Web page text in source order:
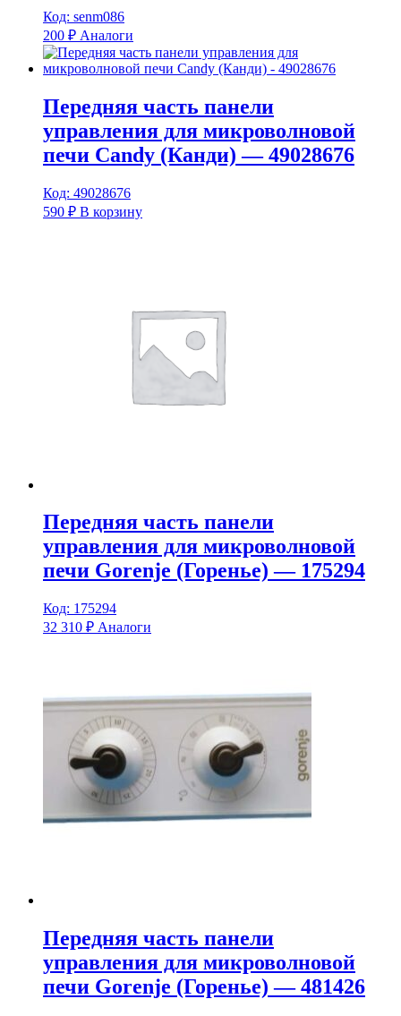
Код: senm086
200 ₽ Аналоги
Передняя часть панели
управления для микроволновой
печи Candy (Канди) — 49028676
Код: 49028676
590 ₽ В корзину
Передняя часть панели
управления для микроволновой
печи Gorenje (Горенье) — 175294
Код: 175294
32 310 ₽ Аналоги
Передняя часть панели
управления для микроволновой
печи Gorenje (Горенье) — 481426